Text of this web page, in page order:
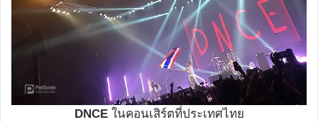
DNCEในคอนเสิร์ตที่ประเทศไทย